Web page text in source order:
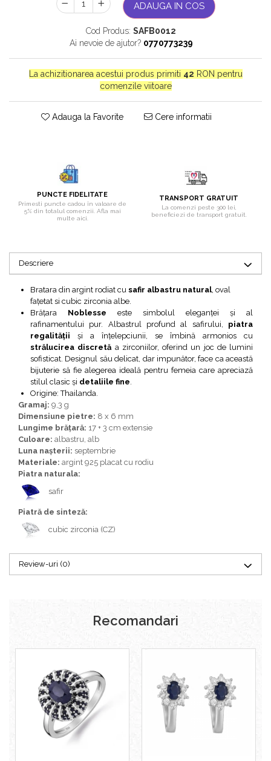
Bijuterii onix
Bijuterii peridot
Bijuterii perle
Bijuterii piatra soarelui
Bijuterii rodocrozit
Bijuterii sidef si abalone
Bijuterii smarald
Bijuterii sodalit
Bijuterii tanzanit
Bijuterii topaz
Bijuterii turcoaz
Bijuterii turmaline
Bijuterii morganit
ADAUGA IN COS
Cod Produs: SAFB0012
Ai nevoie de ajutor? 0770773239
La achizitionarea acestui produs primiti 42 RON pentru
comenzile viitoare
Adauga la Favorite Cere informatii
PUNCTE FIDELITATE
Primesti puncte cadou în valoare de
5% din totalul comenzii. Afla mai
multe aici.
TRANSPORT GRATUIT
La comenzi peste 300 lei,
beneficiezi de transport gratuit.
Descriere
Bratara din argint rodiat cu safir albastru natural, oval
fațetat si cubic zirconia albe.
Brățara Noblesse este simbolul eleganței și al
rafinamentului pur. Albastrul profund al safirului, piatra
regalității și a înțelepciunii, se îmbină armonios cu
strălucirea discretă a zirconiilor, oferind un joc de lumini
sofisticat. Designul său delicat, dar impunător, face ca această
bijuterie să fie alegerea ideală pentru femeia care apreciază
stilul clasic și detaliile fine
Origine: Thailanda.
Gramaj: 9,3 g
Dimensiune pietre: 8 x 6 mm
Lungime brățară: 17 + 3 cm extensie
Culoare: albastru, alb
Luna nașterii: septembrie
Materiale: argint 925 placat cu rodiu
Piatra naturala:
safir
Piatră de sinteză:
cubic zirconia (CZ)
Review-uri (0)
Recomandari